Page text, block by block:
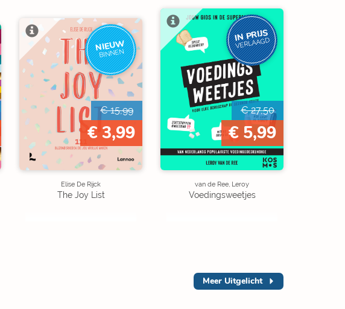
NIEUW
BINNEN
€ 15,99
€ 3,99
Elise De Rijck
The Joy List
IN PRIJS
VERLAAGD
€ 27,50
€ 5,99
van de Ree, Leroy
Voedingsweetjes
Meer Uitgelicht